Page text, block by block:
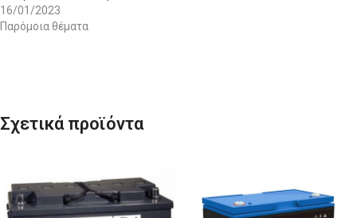
16/01/2023
Παρόμοια θέματα
Σχετικά προϊόντα